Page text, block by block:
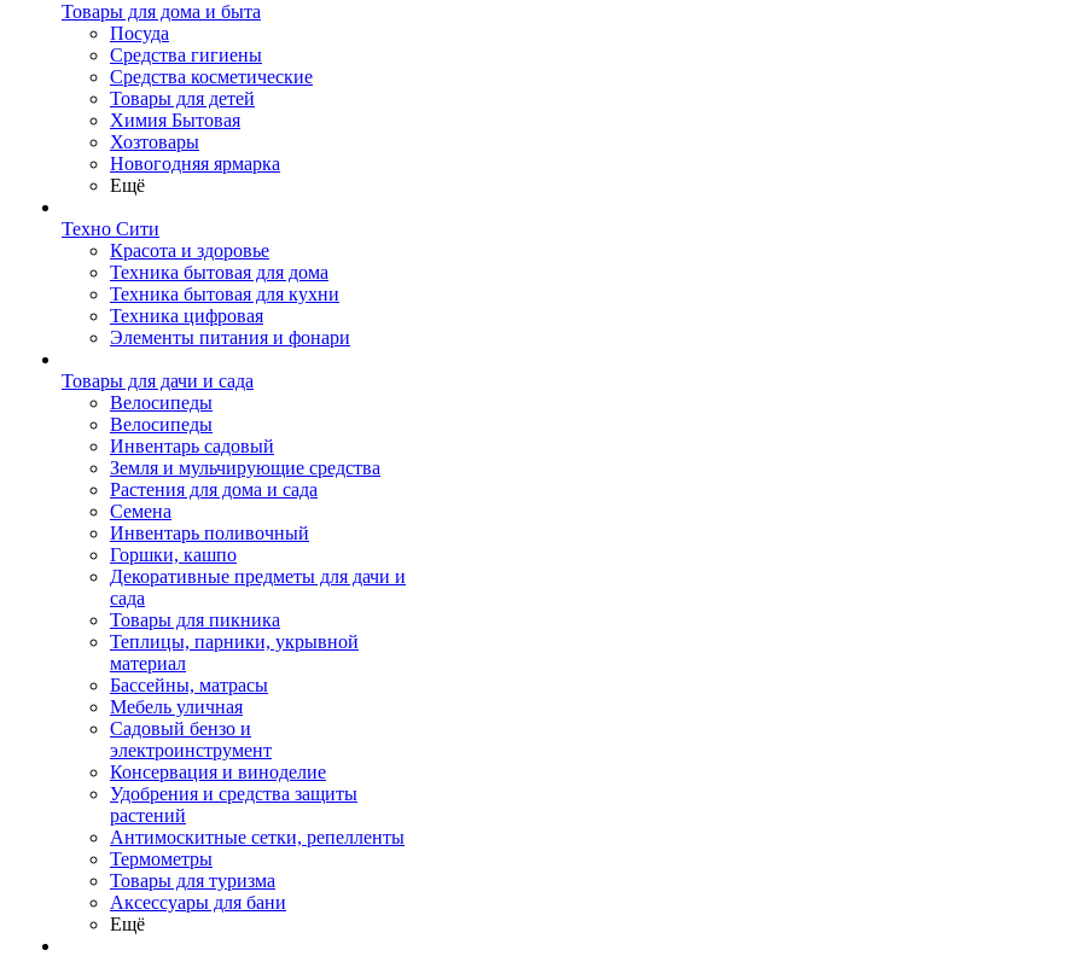
Товары для дома и быта
Посуда
Средства гигиены
Средства косметические
Товары для детей
Химия Бытовая
Хозтовары
Новогодняя ярмарка
Ещё
Техно Сити
Красота и здоровье
Техника бытовая для дома
Техника бытовая для кухни
Техника цифровая
Элементы питания и фонари
Товары для дачи и сада
Велосипеды
Велосипеды
Инвентарь садовый
Земля и мульчирующие средства
Растения для дома и сада
Семена
Инвентарь поливочный
Горшки, кашпо
Декоративные предметы для дачи и
сада
Товары для пикника
Теплицы, парники, укрывной
материал
Бассейны, матрасы
Мебель уличная
Садовый бензо и
электроинструмент
Консервация и виноделие
Удобрения и средства защиты
растений
Антимоскитные сетки, репелленты
Термометры
Товары для туризма
Аксессуары для бани
Ещё